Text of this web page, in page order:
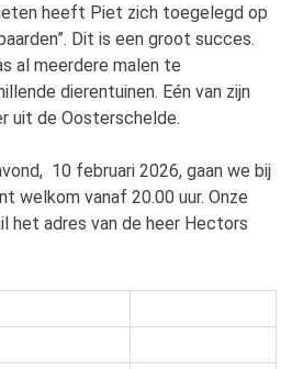
heeft Piet zich toegelegd op
Dit is een groot succes.
al meerdere malen te
dierentuinen. Eén van zijn
uit de Oosterschelde.
10 februari 2026, gaan we bij
welkom vanaf 20.00 uur. Onze
het adres van de heer Hectors